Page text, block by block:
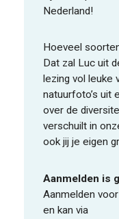
Nederland!
Hoeveel
Dat zal Luc uit
lezing vol leuke
natuurfoto’s uit
over de
verschuilt in
ook jij je eigen
Aanmelden is
Aanmelden
en kan via